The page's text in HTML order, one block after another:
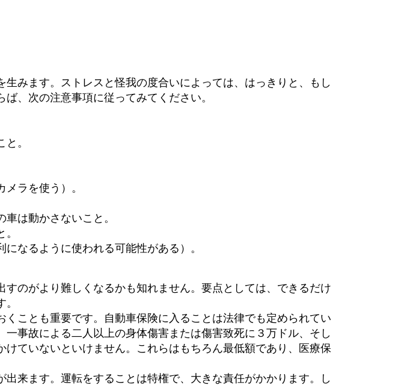
みます。ストレスと怪我の度合いによっては、はっきりと、もし
、次の注意事項に従ってみてください。
。
ラを使う）。
は動かさないこと。
なるように使われる可能性がある）。
のがより難しくなるかも知れません。要点としては、できるだけ
ことも重要です。自動車保険に入ることは法律でも定められてい
事故による二人以上の身体傷害または傷害致死に３万ドル、そし
ていないといけません。これらはもちろん最低額であり、医療保
来ます。運転をすることは特権で、大きな責任がかかります。し